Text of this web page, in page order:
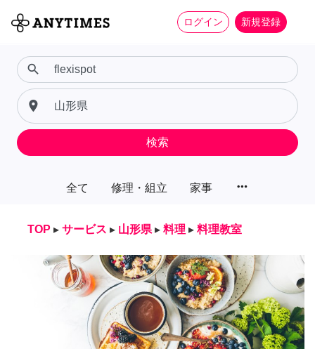
ログイン 新規登録
全て 修理・組立 家事 more_horiz
search
place
検索
TOP ▸ サービス ▸ 山形県 ▸ 料理 ▸ 料理教室